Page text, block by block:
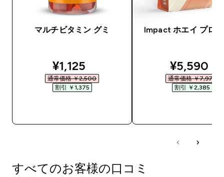
マルチビタミン グミ
discounted price
¥1,125‎
通常価格 ￥2,500‎
割引 ￥1,375‎
Impact ホエイ プロ
¥5,590‎
通常価格 ￥7,975‎
割引 ￥2,385‎
すべてのお客様の口コミ